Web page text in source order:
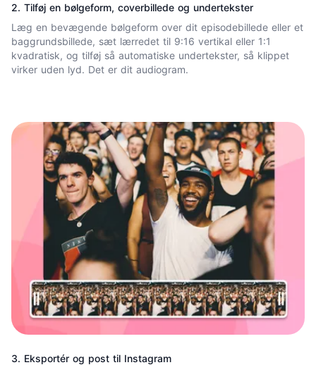
2. Tilføj en bølgeform, coverbillede og undertekster
Læg en bevægende bølgeform over dit episodebillede eller et
baggrundsbillede, sæt lærredet til 9:16 vertikal eller 1:1
kvadratisk, og tilføj så automatiske undertekster, så klippet
virker uden lyd. Det er dit audiogram.
3. Eksportér og post til Instagram